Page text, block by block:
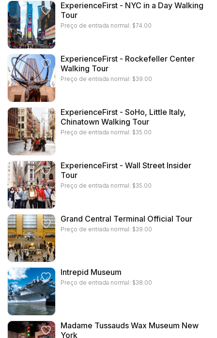
ExperienceFirst - NYC in a Day Walking
Tour
Preço de entrada normal: $74.00
ExperienceFirst - Rockefeller Center
Walking Tour
Preço de entrada normal: $39.00
ExperienceFirst - SoHo, Little Italy,
Chinatown Walking Tour
Preço de entrada normal: $35.00
ExperienceFirst - Wall Street Insider
Tour
Preço de entrada normal: $35.00
Grand Central Terminal Official Tour
Preço de entrada normal: $39.00
Intrepid Museum
Preço de entrada normal: $38.00
Madame Tussauds Wax Museum New
York